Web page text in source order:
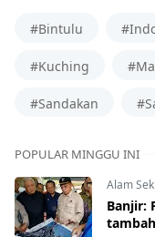
#Bintulu
#Kuching
#Sandakan
POPULAR MINGGU INI
Alam
Banjir: